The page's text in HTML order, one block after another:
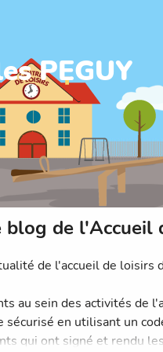
PEGUY
blog de l'Accueil
de l'accueil de loisirs
au sein des activités de
sécurisé en utilisant un
qui ont signé et rendu